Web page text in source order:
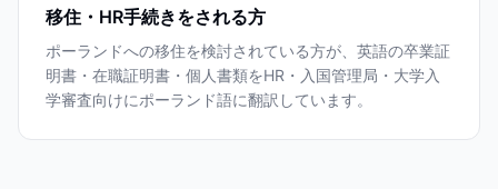
移住・HR手続きをされる方
ポーランドへの移住を検討されている方が、英語の卒業証
明書・在職証明書・個人書類をHR・入国管理局・大学入
学審査向けにポーランド語に翻訳しています。